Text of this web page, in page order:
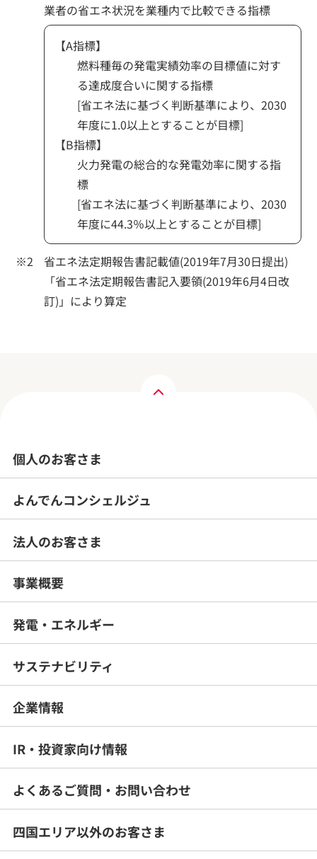
業者の省エネ状況を業種内で比較できる指標
【A指標】
燃料種毎の発電実績効率の目標値に対す
る達成度合いに関する指標
[省エネ法に基づく判断基準により、2030
年度に1.0以上とすることが目標]
【B指標】
火力発電の総合的な発電効率に関する指
標
[省エネ法に基づく判断基準により、2030
年度に44.3％以上とすることが目標]
省エネ法定期報告書記載値(2019年7月30日提出)
「省エネ法定期報告書記入要領(2019年6月4日改
訂)」により算定
個人のお客さま
よんでんコンシェルジュ
法人のお客さま
事業概要
発電・エネルギー
サステナビリティ
企業情報
IR・投資家向け情報
よくあるご質問・ お問い合わせ
四国エリア以外のお客さま